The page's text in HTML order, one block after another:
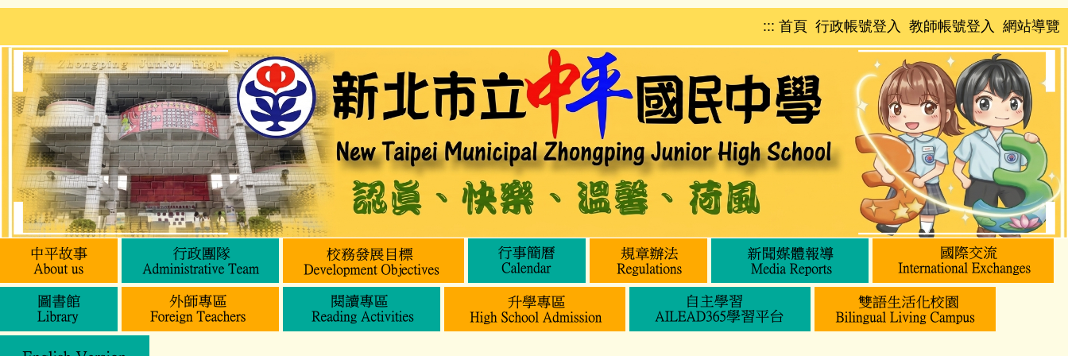
跳
主
內
容
區
::: 首頁 行政帳號登入 教師帳號登入 網站導覽